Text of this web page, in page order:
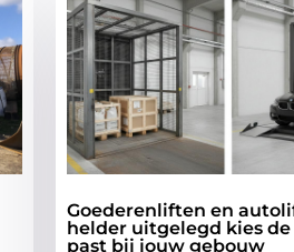
Goederenliften en
helder uitgelegd kies
past bij jouw gebouw